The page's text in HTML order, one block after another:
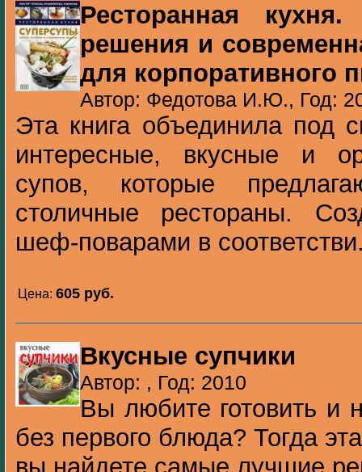
Ресторанная
решения и
для корпоративного
Автор: Федотова И.Ю., Год:
Эта книга объединила под
интересные, вкусные и
супов, которые
столичные рестораны.
шеф-поварами в
Цена: 605 pуб.
Вкусные супчики
Автор: , Год: 2010
Вы любите готовить и
без первого блюда? Тогда